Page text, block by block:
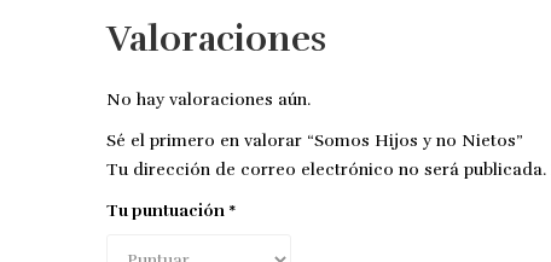
Valoraciones
No hay valoraciones aún.
Sé el primero en valorar “Somos Hijos y no Nietos”
Tu dirección de correo electrónico no será publicada.
Tu puntuación *